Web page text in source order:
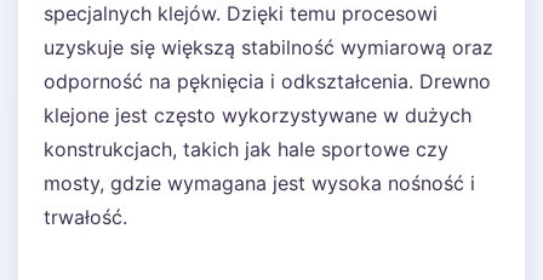
specjalnych klejów. Dzięki temu procesowi
uzyskuje się większą stabilność wymiarową oraz
odporność na pęknięcia i odkształcenia. Drewno
klejone jest często wykorzystywane w dużych
konstrukcjach, takich jak hale sportowe czy
mosty, gdzie wymagana jest wysoka nośność i
trwałość.